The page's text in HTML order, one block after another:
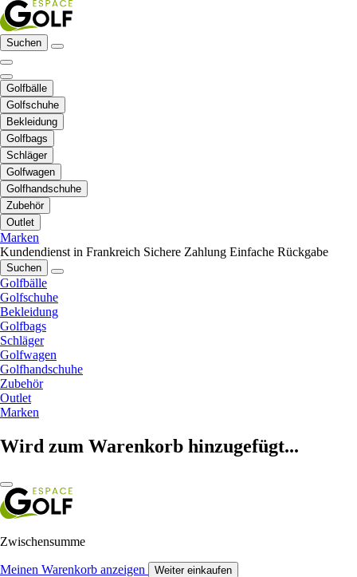
Suchen
Golfbälle
Golfschuhe
Bekleidung
Golfbags
Schläger
Golfwagen
Golfhandschuhe
Zubehör
Outlet
Marken
Kundendienst in Frankreich Sichere Zahlung Einfache Rückgabe
Suchen
Golfbälle
Golfschuhe
Bekleidung
Golfbags
Schläger
Golfwagen
Golfhandschuhe
Zubehör
Outlet
Marken
Wird zum Warenkorb hinzugefügt...
Zwischensumme
Meinen Warenkorb anzeigen Weiter einkaufen